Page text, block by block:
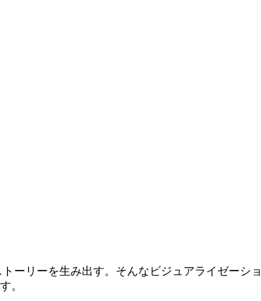
ーリーを生み出す。そんなビジュアライゼーシ
。